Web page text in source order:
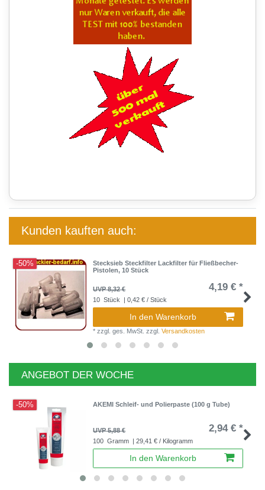
Kunden kauften auch:
-50%
Stecksieb Steckfilter Lackfilter für Fließbecher-
Pistolen, 10 Stück
UVP 8,32 € 4,19 € *
10 Stück | 0,42 € / Stück
In den Warenkorb
*zzgl. ges. MwSt. zzgl.Versandkosten
ANGEBOT DER WOCHE
-50% AKEMI Schleif- und Polierpaste (100 g Tube)
UVP 5,88 € 2,94 € *
100 Gramm | 29,41 € / Kilogramm
In den Warenkorb